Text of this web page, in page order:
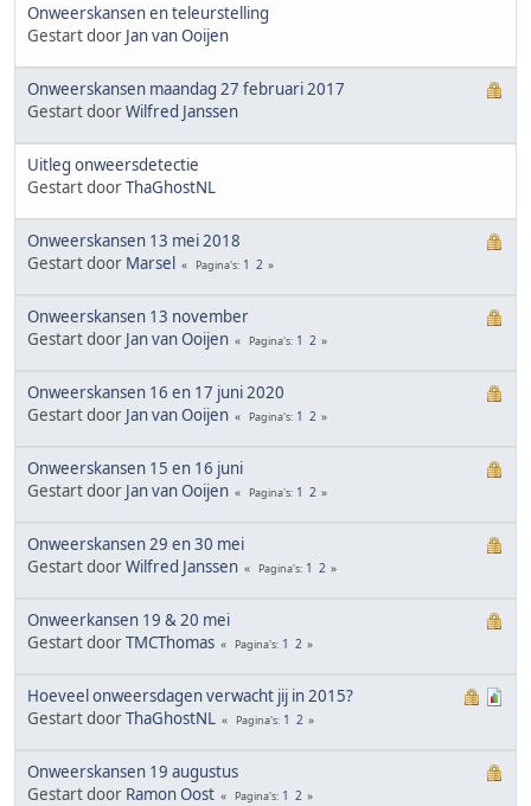
Onweerskansen en teleurstelling
Gestart door Jan van Ooijen
Onweerskansen maandag 27 februari 2017
Gestart doorWilfred Janssen
Uitleg onweersdetectie
Gestart doorThaGhostNL
Onweerskansen 13 mei 2018
Gestart door Marsel Pagina's 1 2
Onweerskansen 13 november
Gestart door Jan van Ooijen Pagina's 1 2
Onweerskansen 16 en 17 juni 2020
Gestart door Jan van Ooijen Pagina's 1 2
Onweerskansen 15 en 16 juni
Gestart door Jan van Ooijen Pagina's 1 2
Onweerskansen 29 en 30 mei
Gestart doorWilfred Janssen Pagina's 1 2
Onweerkansen 19 & 20 mei
Gestart doorTMCThomas Pagina's 1 2
Hoeveel onweersdagen verwacht jij in 2015?
Gestart doorThaGhostNL Pagina's 1 2
Onweerskansen 19 augustus
Gestart door Ramon Oost Pagina's 1 2